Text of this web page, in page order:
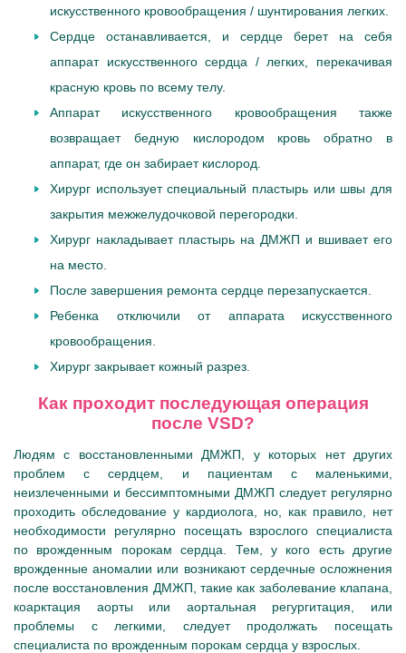
искусственного кровообращения / шунтирования легких.
Сердце останавливается, и сердце берет на себя
аппарат искусственного сердца / легких, перекачивая
красную кровь по всему телу.
Аппарат искусственного кровообращения также
возвращает бедную кислородом кровь обратно в
аппарат, где он забирает кислород.
Хирург использует специальный пластырь или швы для
закрытия межжелудочковой перегородки.
Хирург накладывает пластырь на ДМЖП и вшивает его
на место.
После завершения ремонта сердце перезапускается.
Ребенка отключили от аппарата искусственного
кровообращения.
Хирург закрывает кожный разрез.
Как проходит последующая операция
после VSD?
Людям с восстановленными ДМЖП, у которых нет других
проблем с сердцем, и пациентам с маленькими,
неизлеченными и бессимптомными ДМЖП следует регулярно
проходить обследование у кардиолога, но, как правило, нет
необходимости регулярно посещать взрослого специалиста
по врожденным порокам сердца. Тем, у кого есть другие
врожденные аномалии или возникают сердечные осложнения
после восстановления ДМЖП, такие как заболевание клапана,
коарктация аорты или аортальная регургитация, или
проблемы с легкими, следует продолжать посещать
специалиста по врожденным порокам сердца у взрослых.